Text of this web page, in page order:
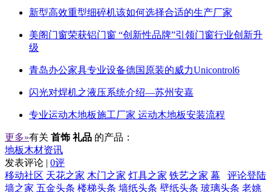
新型高效重型细碎机该如何选择合适的生产厂家
美阁门窗荣获铝门窗 “创新性品牌”引领门窗行业创新升
级
青岛办公家具专业设备德国原装的威力Unicontrol6
闪光对焊机之液压系统介绍—苏州安嘉
专业运动木地板施工厂家 运动木地板安装流程
更多»有关 首饰 礼品 的产品：
地板木材资讯
发表评论 | 0评
评论登陆
移动社区 天花之家 木门之家 灯具之家 铁艺之家 幕
墙之家 五金头条 楼梯头条 墙纸头条 壁纸头条 玻璃头条 老姚